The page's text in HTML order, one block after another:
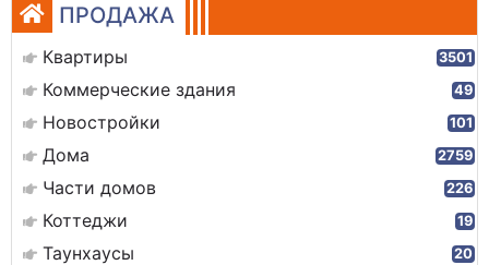
ПРОДАЖА
Квартиры 3501
Коммерческие здания 49
Новостройки 101
Дома 2759
Части домов 226
Коттеджи 19
Таунхаусы 20